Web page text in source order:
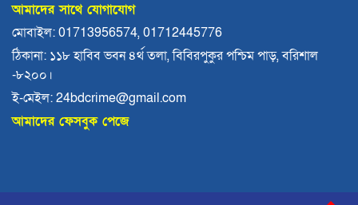
বরিশালে রাস্তার পাশ থেকে ৯ বস্তা সরকারি
কম্বল উদ্ধার
লোডশেডিংয়ে বিপর্যস্ত কুয়াকাটা, মুখ থুবড়ে
আমাদের সাথে যোগাযোগ
মোবাইল: 01713956574, 01712445776
ঠিকানা: ১১৮ হাবিব ভবন ৪র্থ তলা, বিবিরপুকুর পশ্চিম পাড়, বরিশাল
-৮২০০।
ই-মেইল: 24bdcrime@gmail.com
আমাদের ফেসবুক পেজে